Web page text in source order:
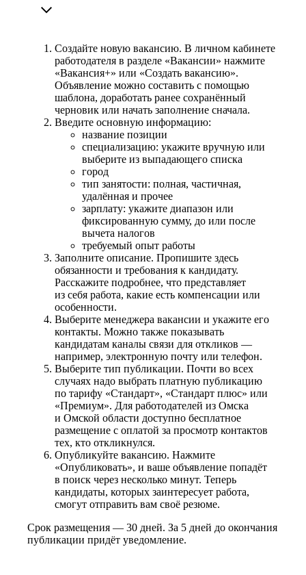
Создайте новую вакансию. В личном кабинете
работодателя в разделе «Вакансии» нажмите
«Вакансия+» или «Создать вакансию».
Объявление можно составить с помощью
шаблона, доработать ранее сохранённый
черновик или начать заполнение сначала.
Введите основную информацию:
название позиции
специализацию: укажите вручную или
выберите из выпадающего списка
город
тип занятости: полная, частичная,
удалённая и прочее
зарплату: укажите диапазон или
фиксированную сумму, до или после
вычета налогов
требуемый опыт работы
Заполните описание. Пропишите здесь
обязанности и требования к кандидату.
Расскажите подробнее, что представляет
из себя работа, какие есть компенсации или
особенности.
Выберите менеджера вакансии и укажите его
контакты. Можно также показывать
кандидатам каналы связи для откликов —
например, электронную почту или телефон.
Выберите тип публикации. Почти во всех
случаях надо выбрать платную публикацию
по тарифу «Стандарт», «Стандарт плюс» или
«Премиум». Для работодателей из Омска
и Омской области доступно бесплатное
размещение с оплатой за просмотр контактов
тех, кто откликнулся.
Опубликуйте вакансию. Нажмите
«Опубликовать», и ваше объявление попадёт
в поиск через несколько минут. Теперь
кандидаты, которых заинтересует работа,
смогут отправить вам своё резюме.
Срок размещения — 30 дней. За 5 дней до окончания
публикации придёт уведомление.